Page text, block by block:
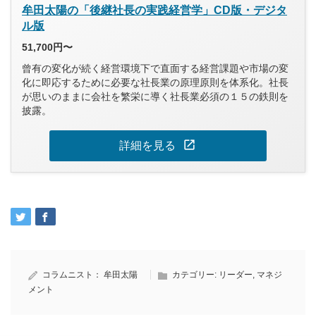
牟田太陽の「後継社長の実践経営学」CD版・デジタ
ル版
51,700円〜
曾有の変化が続く経営環境下で直面する経営課題や市場の変
化に即応するために必要な社長業の原理原則を体系化。社長
が思いのままに会社を繁栄に導く社長業必須の１５の鉄則を
披露。
詳細を見る open_in_new
コラムニスト： 牟田太陽 カテゴリー: リーダー マネジ
メント